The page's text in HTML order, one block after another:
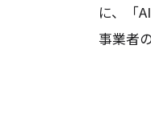
に、「
事業者